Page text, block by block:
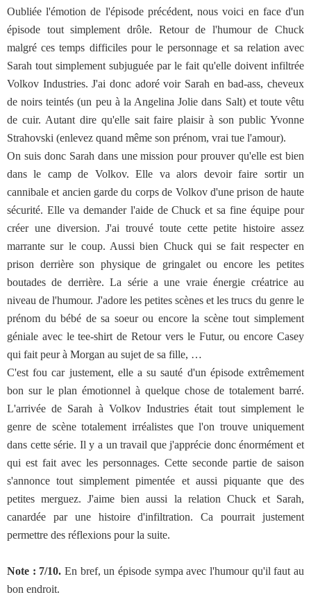
Oubliée l'émotion de l'épisode précédent, nous voici en face d'un
épisode tout simplement drôle. Retour de l'humour de Chuck
malgré ces temps difficiles pour le personnage et sa relation avec
Sarah tout simplement subjuguée par le fait qu'elle doivent infiltrée
Volkov Industries. J'ai donc adoré voir Sarah en bad-ass, cheveux
de noirs teintés (un peu à la Angelina Jolie dans Salt) et toute vêtu
de cuir. Autant dire qu'elle sait faire plaisir à son public Yvonne
Strahovski (enlevez quand même son prénom, vrai tue l'amour).
On suis donc Sarah dans une mission pour prouver qu'elle est bien
dans le camp de Volkov. Elle va alors devoir faire sortir un
cannibale et ancien garde du corps de Volkov d'une prison de haute
sécurité. Elle va demander l'aide de Chuck et sa fine équipe pour
créer une diversion. J'ai trouvé toute cette petite histoire assez
marrante sur le coup. Aussi bien Chuck qui se fait respecter en
prison derrière son physique de gringalet ou encore les petites
boutades de derrière. La série a une vraie énergie créatrice au
niveau de l'humour. J'adore les petites scènes et les trucs du genre le
prénom du bébé de sa soeur ou encore la scène tout simplement
géniale avec le tee-shirt de Retour vers le Futur, ou encore Casey
qui fait peur à Morgan au sujet de sa fille, …
C'est fou car justement, elle a su sauté d'un épisode extrêmement
bon sur le plan émotionnel à quelque chose de totalement barré.
L'arrivée de Sarah à Volkov Industries était tout simplement le
genre de scène totalement irréalistes que l'on trouve uniquement
dans cette série. Il y a un travail que j'apprécie donc énormément et
qui est fait avec les personnages. Cette seconde partie de saison
s'annonce tout simplement pimentée et aussi piquante que des
petites merguez. J'aime bien aussi la relation Chuck et Sarah,
canardée par une histoire d'infiltration. Ca pourrait justement
permettre des réflexions pour la suite.
Note : 7/10. En bref, un épisode sympa avec l'humour qu'il faut au
bon endroit.